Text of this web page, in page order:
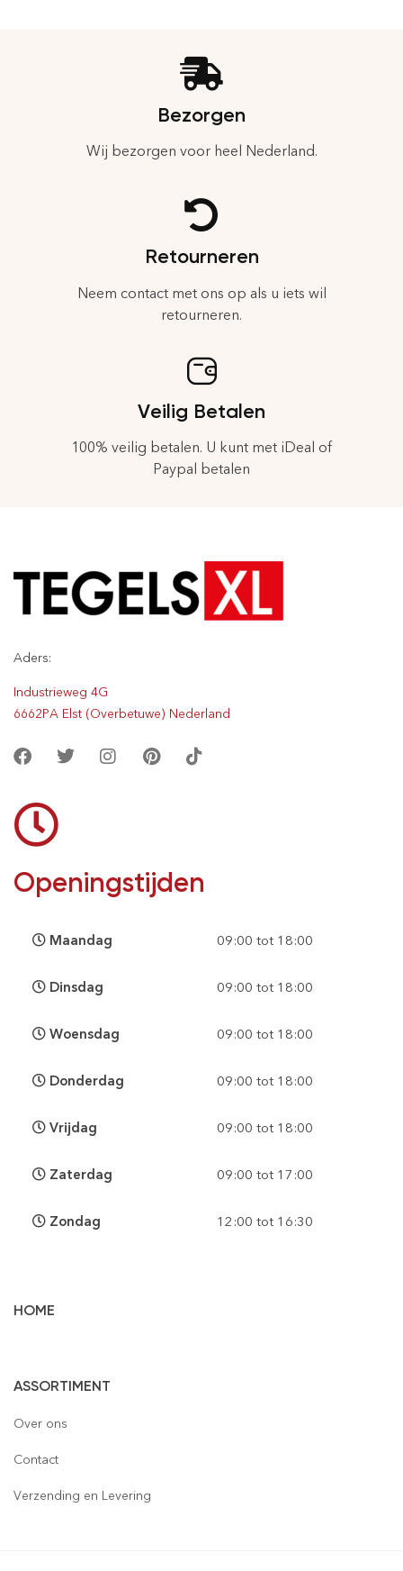
Bezorgen
Wij bezorgen voor heel Nederland.
Retourneren
Neem contact met ons op als u iets wil
retourneren.
Veilig Betalen
100% veilig betalen. U kunt met iDeal of
Paypal betalen
Aders:
Industrieweg 4G
6662PA Elst (Overbetuwe) Nederland
HOME
ASSORTIMENT
Over ons
Contact
Verzending en Levering
Openingstijden
Maandag 09:00 tot 18:00
Dinsdag 09:00 tot 18:00
Woensdag 09:00 tot 18:00
Donderdag 09:00 tot 18:00
Vrijdag 09:00 tot 18:00
Zaterdag 09:00 tot 17:00
Zondag 12:00 tot 16:30